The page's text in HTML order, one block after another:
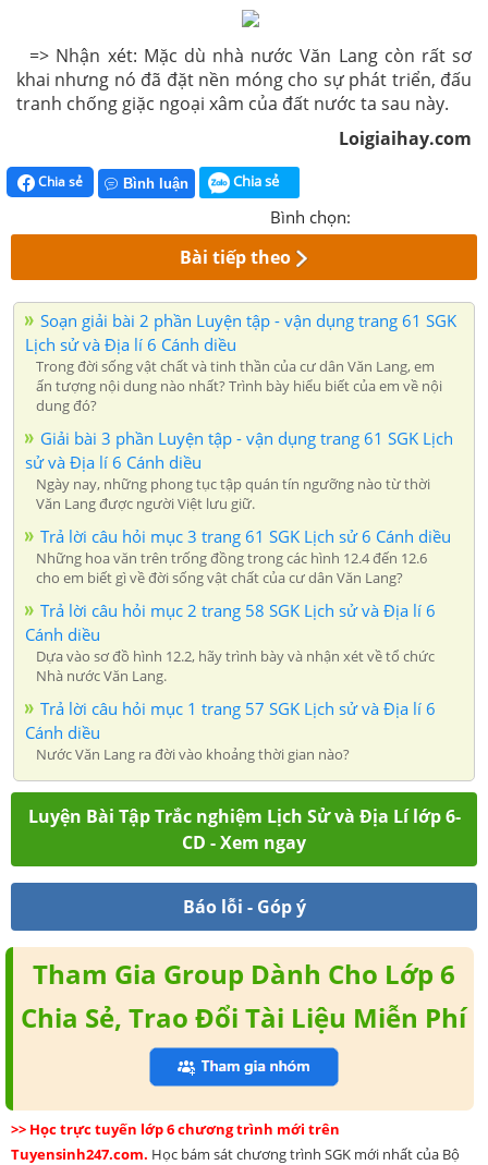
=> Nhận xét: Mặc dù nhà nước Văn Lang còn rất sơ
khai nhưng nó đã đặt nền móng cho sự phát triển, đấu
tranh chống giặc ngoại xâm của đất nước ta sau này.
Loigiaihay.com
Chia sẻ Bình luận Chia sẻ
Bình chọn:
Bài tiếp theo
Soạn giải bài 2 phần Luyện tập - vận dụng trang 61 SGK
Lịch sử và Địa lí 6 Cánh diều
Trong đời sống vật chất và tinh thần của cư dân Văn Lang, em
ấn tượng nội dung nào nhất? Trình bày hiểu biết của em về nội
dung đó?
Giải bài 3 phần Luyện tập - vận dụng trang 61 SGK Lịch
sử và Địa lí 6 Cánh diều
Ngày nay, những phong tục tập quán tín ngưỡng nào từ thời
Văn Lang được người Việt lưu giữ.
Trả lời câu hỏi mục 3 trang 61 SGK Lịch sử 6 Cánh diều
Những hoa văn trên trống đồng trong các hình 12.4 đến 12.6
cho em biết gì về đời sống vật chất của cư dân Văn Lang?
Trả lời câu hỏi mục 2 trang 58 SGK Lịch sử và Địa lí 6
Cánh diều
Dựa vào sơ đồ hình 12.2, hãy trình bày và nhận xét về tổ chức
Nhà nước Văn Lang.
Trả lời câu hỏi mục 1 trang 57 SGK Lịch sử và Địa lí 6
Cánh diều
Nước Văn Lang ra đời vào khoảng thời gian nào?
Luyện Bài Tập Trắc nghiệm Lịch Sử và Địa Lí lớp 6-
CD - Xem ngay
Báo lỗi - Góp ý
Tham Gia Group Dành Cho Lớp 6
Chia Sẻ, Trao Đổi Tài Liệu Miễn Phí
>> Học trực tuyến lớp 6 chương trình mới trên
Tuyensinh247.com. Học bám sát chương trình SGK mới nhất của Bộ